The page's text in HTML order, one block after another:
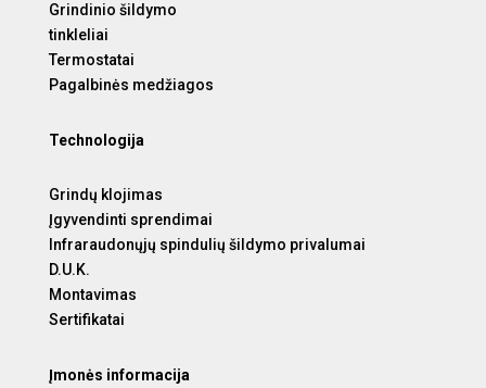
Grindinio šildymo
tinkleliai
Termostatai
Pagalbinės medžiagos
Technologija
Grindų klojimas
Įgyvendinti sprendimai
Infraraudonųjų spindulių šildymo privalumai
D.U.K.
Montavimas
Sertifikatai
Įmonės informacija